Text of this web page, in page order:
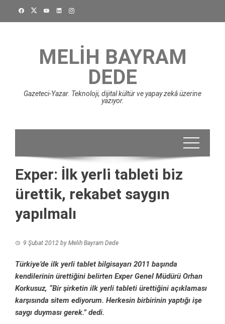
MELIH BAYRAM
DEDE
Gazeteci-Yazar. Teknoloji, dijital kültür ve yapay zekâ üzerine
yazıyor.
Exper: İlk yerli tableti biz
ürettik, rekabet saygın
yapılmalı
9 Şubat 2012 by Melih Bayram Dede
Türkiye’de ilk yerli tablet bilgisayarı 2011 başında
kendilerinin ürettiğini belirten Exper Genel Müdürü Orhan
Korkusuz, “Bir şirketin ilk yerli tableti ürettiğini açıklaması
karşısında sitem ediyorum. Herkesin birbirinin yaptığı işe
saygı duyması gerek.” dedi.